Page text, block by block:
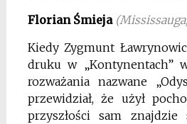
Florian Śmieja
Kiedy Zygmunt
druku w „Kontynentach”
rozważania nazwane
przewidział, że użył
przyszłości sam